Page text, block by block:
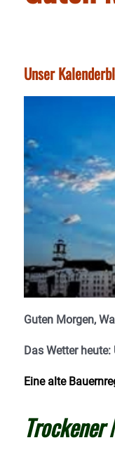
Unser
Guten Morgen,
Das Wetter heute:
Eine alte
Trockener